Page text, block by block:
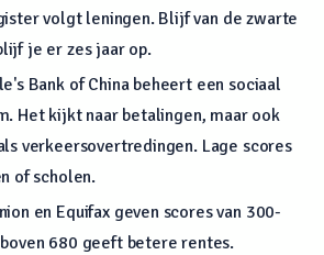
volgt leningen. Blijf van de zwarte
je er zes jaar op.
Bank of China beheert een sociaal
Het kijkt naar betalingen, maar ook
verkeersovertredingen. Lage scores
of scholen.
en Equifax geven scores van 300-
680 geeft betere rentes.